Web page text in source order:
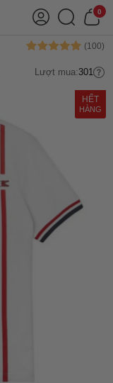
0
Lượt mua:301
HẾT
HÀNG